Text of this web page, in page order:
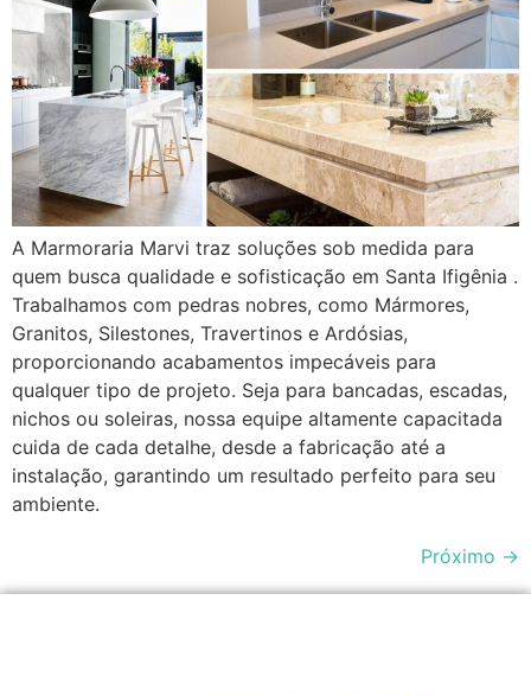
A Marmoraria Marvi traz soluções sob medida para
quem busca qualidade e sofisticação em Santa Ifigênia .
Trabalhamos com pedras nobres, como Mármores,
Granitos, Silestones, Travertinos e Ardósias,
proporcionando acabamentos impecáveis para
qualquer tipo de projeto. Seja para bancadas, escadas,
nichos ou soleiras, nossa equipe altamente capacitada
cuida de cada detalhe, desde a fabricação até a
instalação, garantindo um resultado perfeito para seu
ambiente.
Próximo →